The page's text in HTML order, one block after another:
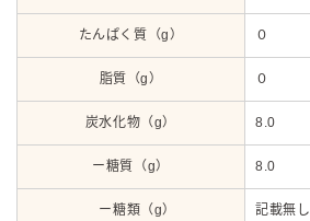
たんぱく質（g） ０
脂質（g） ０
炭水化物（g） 8.0
ー糖質（g） 8.0
ー糖類（g） 記載無し